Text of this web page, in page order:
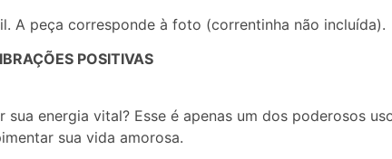
A peça corresponde à foto (correntinha não incluída).
POSITIVAS
energia vital? Esse é apenas um dos poderosos
sua vida amorosa.